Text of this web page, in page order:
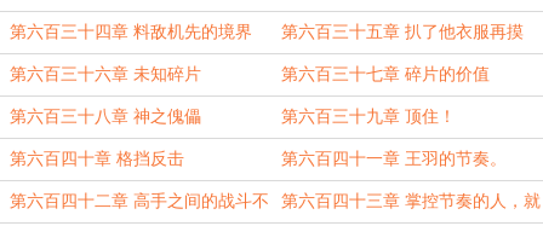
第六百三十四章 料敌机先的境界 第六百三十五章 扒了他衣服再摸
第六百三十六章 未知碎片 第六百三十七章 碎片的价值
第六百三十八章 神之傀儡 第六百三十九章 顶住！
第六百四十章 格挡反击 第六百四十一章 王羽的节奏。
第六百四十二章 高手之间的战斗不 第六百四十三章 掌控节奏的人，就